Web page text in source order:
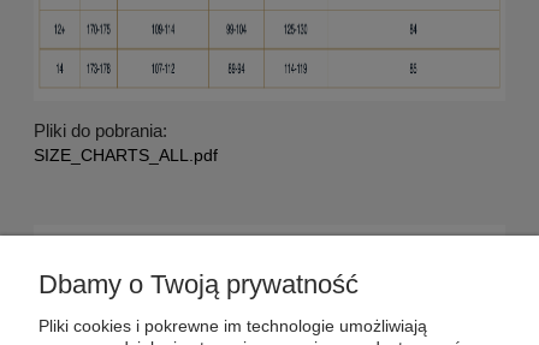
Pliki do pobrania:
SIZE_CHARTS_ALL.pdf
DOSTAWA
Dbamy o Twoją prywatność
Pliki cookies i pokrewne im technologie umożliwiają